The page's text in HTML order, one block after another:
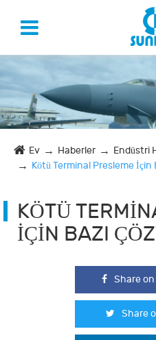
Ev Haberler
Endüstri
Kötü Terminal Presleme İçin
KÖTÜ
İÇIN BAZI
Share
Share